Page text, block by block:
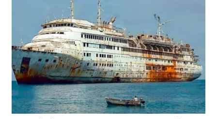
WN
KUNINGAN
WN
MAJALENGKA
WN